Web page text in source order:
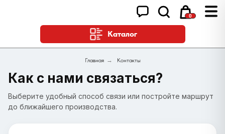
0
Каталог
Главная → Контакты
Как с нами связаться?
Выберите удобный способ связи или постройте маршрут
до ближайшего производства.